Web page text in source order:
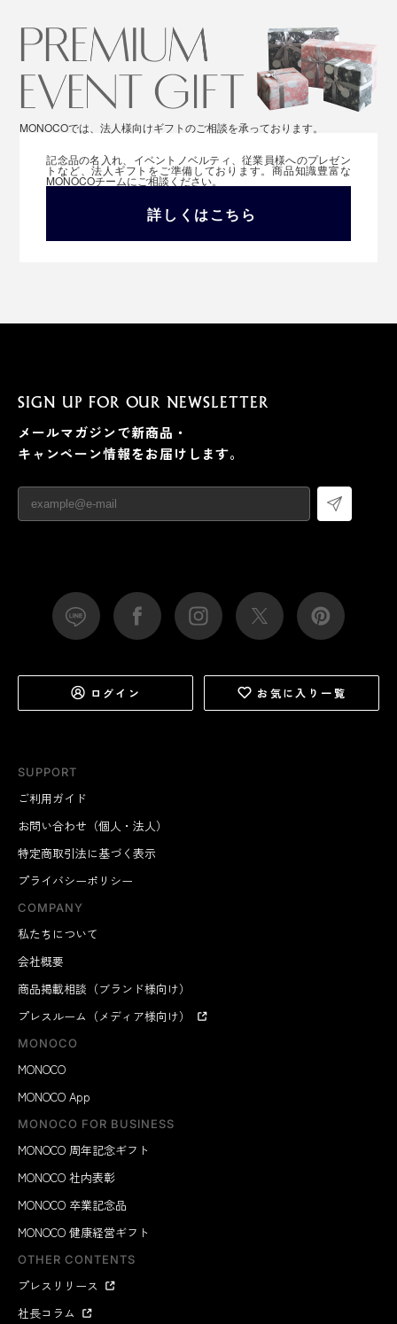
MONOCOでは、法人様向けギフトのご相談を承っております。
記念品の名入れ、イベントノベルティ、従業員様へのプレゼン
トなど、法人ギフトをご準備しております。商品知識豊富な
MONOCOチームにご相談ください。
詳しくはこちら
SUPPORT
ご利用ガイド
お問い合わせ（個人・法人）
特定商取引法に基づく表示
プライバシーポリシー
COMPANY
私たちについて
会社概要
商品掲載相談（ブランド様向け）
プレスルーム（メディア様向け）
MONOCO
MONOCO
MONOCO App
MONOCO FOR BUSINESS
MONOCO 周年記念ギフト
MONOCO 社内表彰
MONOCO 卒業記念品
MONOCO 健康経営ギフト
OTHER CONTENTS
プレスリリース
社長コラム
SIGN UP FOR OUR NEWSLETTER
メールマガジンで新商品・
キャンペーン情報をお届けします。
ログイン お気に入り一覧